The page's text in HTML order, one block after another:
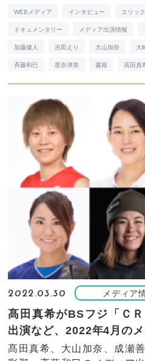
WEBメディア インタビュー エリッ
ドキュメンタリー メディア出演情報
加藤健人 吉田えり 大山加奈 大
斉藤和巳 星奈津美 書籍 高田真
2022.03.30 メディア
髙田真希がBSフジ「Ｃ
出演など、2022年4月の
髙田真希、大山加奈、成瀬